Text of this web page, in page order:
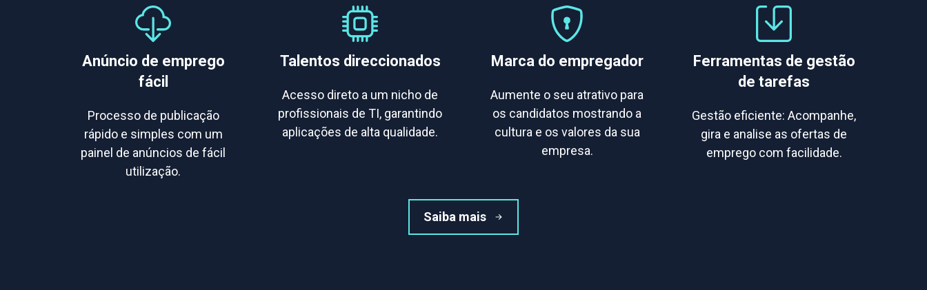
Anúncio de emprego
fácil
Processo de publicação
rápido e simples com um
painel de anúncios de fácil
utilização.
Talentos direccionados
Acesso direto a um nicho de
profissionais de TI, garantindo
aplicações de alta qualidade.
Marca do empregador
Aumente o seu atrativo para
os candidatos mostrando a
cultura e os valores da sua
empresa.
Ferramentas de gestão
de tarefas
Gestão eficiente: Acompanhe,
gira e analise as ofertas de
emprego com facilidade.
Saiba mais